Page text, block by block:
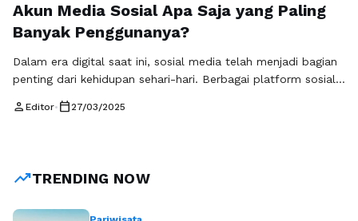
Akun Media Sosial Apa Saja yang Paling
Banyak Penggunanya?
Dalam era digital saat ini, sosial media telah menjadi bagian
penting dari kehidupan sehari-hari. Berbagai platform sosial
informasi, dan menjalin hubungan. Meskipun banyak platform
Selengkapnya
person Editor• calendar_today 27/03/2025
trending_upTRENDING NOW